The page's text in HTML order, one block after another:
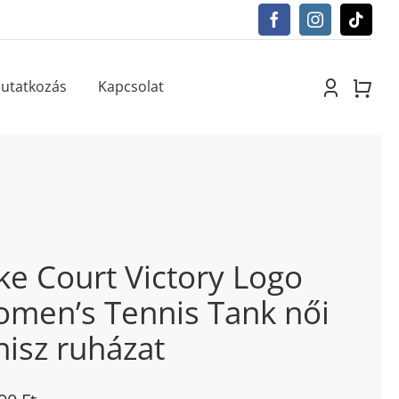
Kapcsolat
Court Victory Logo
Tennis Tank női
ruházat